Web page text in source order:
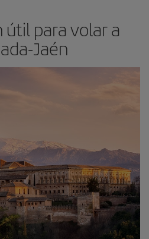
para volar a
Jaén